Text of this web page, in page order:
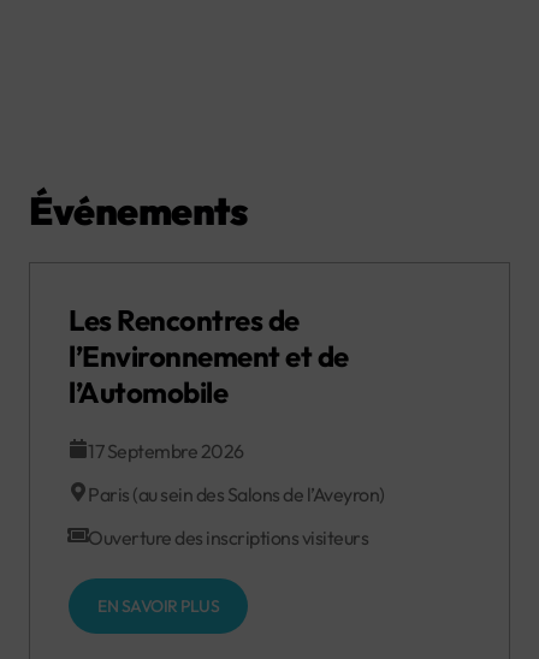
Événements
Les Rencontres de
l’Environnement et de
l’Automobile
17 Septembre 2026
Paris (au sein des Salons de l’Aveyron)
Ouverture des inscriptions visiteurs
EN SAVOIR PLUS